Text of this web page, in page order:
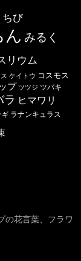
ちび
ん みるく
リウム
ケイトウ コスモス
プ ツツジ ツバキ
ラ ヒマワリ
ギ ラナンキュラス
の花言葉、フラワ